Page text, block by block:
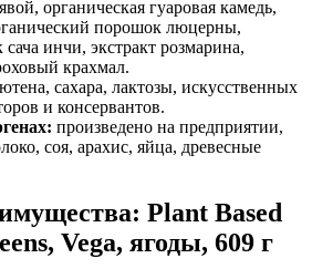
органическая гуаровая камедь,
порошок люцерны,
инчи, экстракт розмарина,
крахмал.
сахара, лактозы, искусственных
и консервантов.
произведено на предприятии,
соя, арахис, яйца, древесные
Plant Based
Vega, ягоды, 609 г